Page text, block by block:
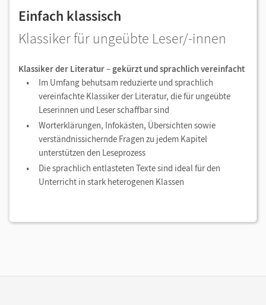
Einfach klassisch
Klassiker für ungeübte Leser/-innen
Klassiker der Literatur– gekürzt und sprachlich vereinfacht
Im Umfang behutsam reduzierte und sprachlich
vereinfachte Klassiker der Literatur, die für ungeübte
Leserinnen und Leser schaffbar sind
Worterklärungen, Infokästen, Übersichten sowie
verständnissichernde Fragen zu jedem Kapitel
unterstützen den Leseprozess
Die sprachlich entlasteten Texte sind ideal für den
Unterricht in stark heterogenen Klassen